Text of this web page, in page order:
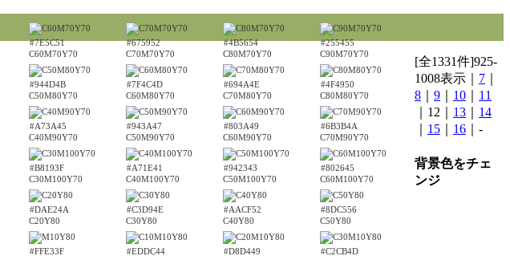
#7E5C51
C60M70Y70
#675952
C70M70Y70
#4B5654
C80M70Y70
#255455
C90M70Y70
#944D4B
C50M80Y70
#7F4C4D
C60M80Y70
#694A4E
C70M80Y70
#4F4950
C80M80Y70
#A73A45
C40M90Y70
#943A47
C50M90Y70
#803A49
C60M90Y70
#6B3B4A
C70M90Y70
#B8193F
C30M100Y70
#A71E41
C40M100Y70
#942343
C50M100Y70
#802645
C60M100Y70
#DAE24A
C20Y80
#C3D94E
C30Y80
#AACF52
C40Y80
#8DC556
C50Y80
#FFE33F
#EDDC44
#D8D449
#C2CB4D
[全1331件]925-
1008表示｜ 7
8
9 10
11
｜12｜ 13
14
15 16 ｜-
背景色をチェ
ンジ